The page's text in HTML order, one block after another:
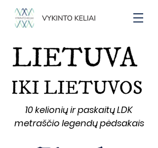
10 kelionių ir paskaitų LDK
metraščio legendų pėdsakais